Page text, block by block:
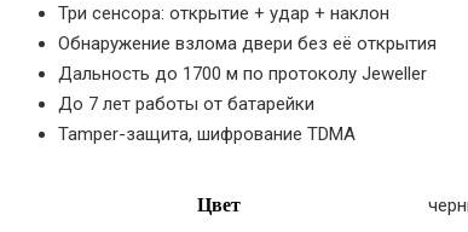
Три сенсора: открытие + удар + наклон
Обнаружение взлома двери без её открытия
Дальность до 1700 м по протоколу Jeweller
До 7 лет работы от батарейки
Tamper-защита, шифрование TDMA
Цвет